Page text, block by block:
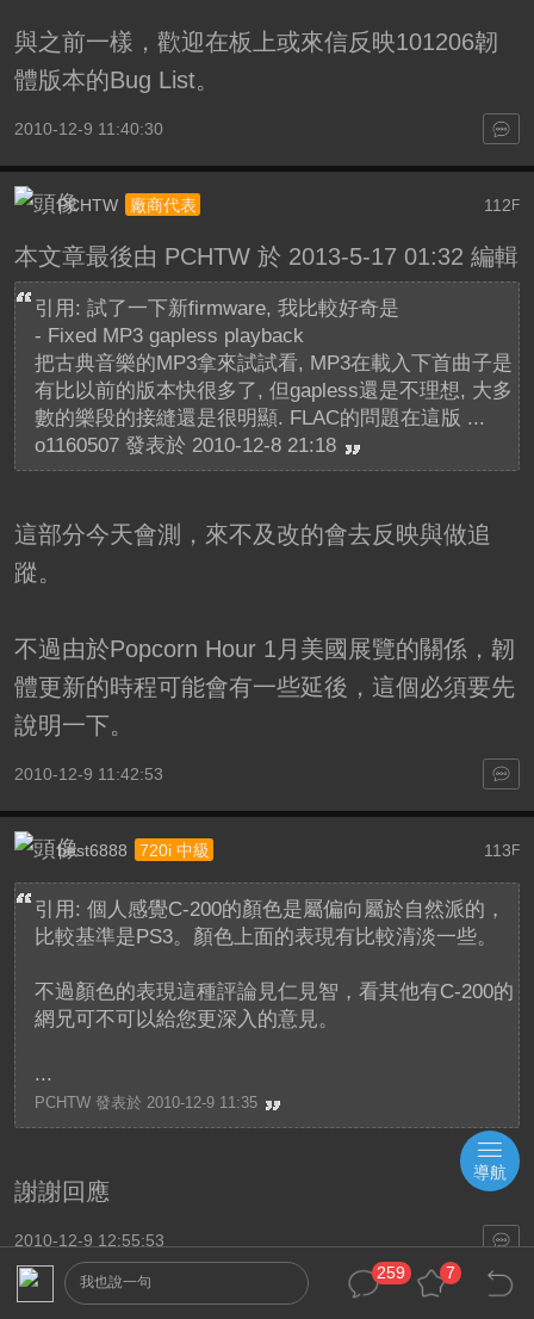
與之前一樣，歡迎在板上或來信反映101206韌
體版本的Bug List。
2010-12-9 11:40:30
112F
PCHTW 廠商代表
本文章最後由 PCHTW 於 2013-5-17 01:32 編輯
引用: 試了一下新firmware, 我比較好奇是
- Fixed MP3 gapless playback
把古典音樂的MP3拿來試試看, MP3在載入下首曲子是
有比以前的版本快很多了, 但gapless還是不理想, 大多
數的樂段的接縫還是很明顯. FLAC的問題在這版 ...
o1160507 發表於 2010-12-8 21:18
這部分今天會測，來不及改的會去反映與做追
蹤。
不過由於Popcorn Hour 1月美國展覽的關係，韌
體更新的時程可能會有一些延後，這個必須要先
說明一下。
2010-12-9 11:42:53
113F
best6888 720i 中級
引用: 個人感覺C-200的顏色是屬偏向屬於自然派的，
比較基準是PS3。顏色上面的表現有比較清淡一些。
不過顏色的表現這種評論見仁見智，看其他有C-200的
網兄可不可以給您更深入的意見。
...
PCHTW 發表於 2010-12-9 11:35
謝謝回應
2010-12-9 12:55:53
我也說一句
259 7
導航